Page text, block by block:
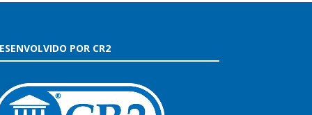
POR CR2